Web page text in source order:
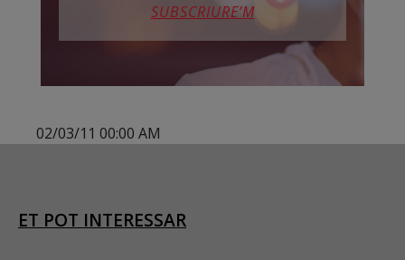
SUBSCRIURE’M
02/03/11 00:00 AM
ET POT INTERESSAR